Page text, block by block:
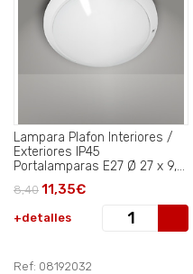
Lampara Plafon Interiores /
Exteriores IP45
Portalamparas E27 Ø 27 x 9,5
8,40 11,35€
+detalles
Ref: 08192032